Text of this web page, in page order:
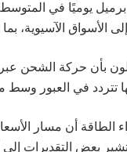
برميل يوميًا في
الأسواق الآسيوية،
بأن حركة الشحن
تتردد في العبور وسط
الطاقة أن مسار